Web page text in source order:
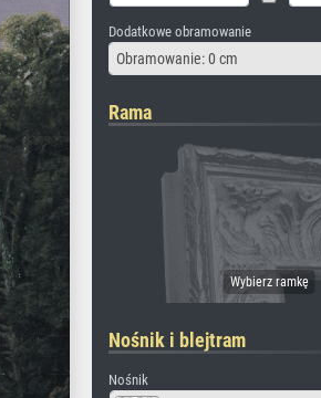
Dodatkowe obramowanie
Obramowanie: 0 cm
Rama
Nośnik i blejtram
Nośnik